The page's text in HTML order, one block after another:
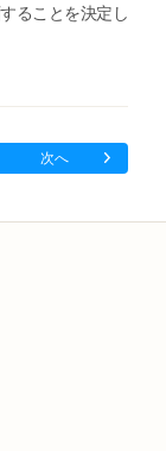
ることを決定し
次へ